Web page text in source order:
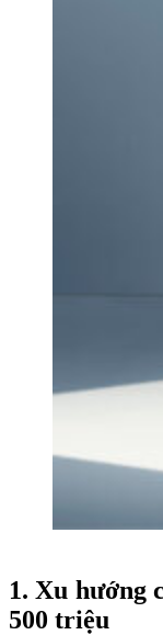
1. Xu hướng
500 triệu